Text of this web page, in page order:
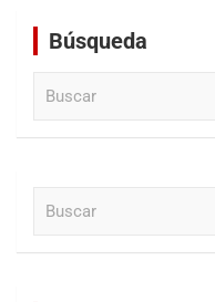
Búsqueda